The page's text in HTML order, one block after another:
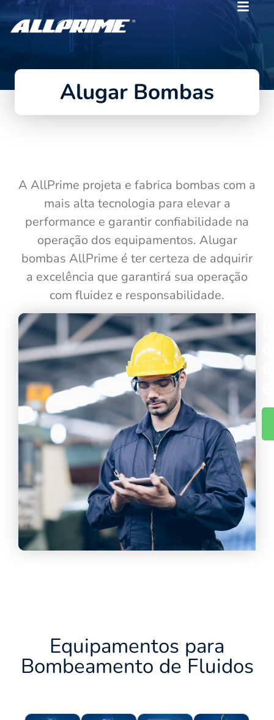
Alugar Bombas
A AllPrime projeta e fabrica bombas com a
mais alta tecnologia para elevar a
performance e garantir confiabilidade na
operação dos equipamentos. Alugar
bombas AllPrime é ter certeza de adquirir
a excelência que garantirá sua operação
com fluidez e responsabilidade.
Equipamentos para
Bombeamento de Fluidos